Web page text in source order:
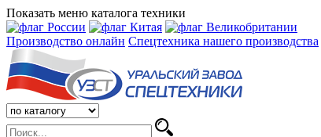
Показать меню каталога техники
Производство онлайн Спецтехника нашего производства